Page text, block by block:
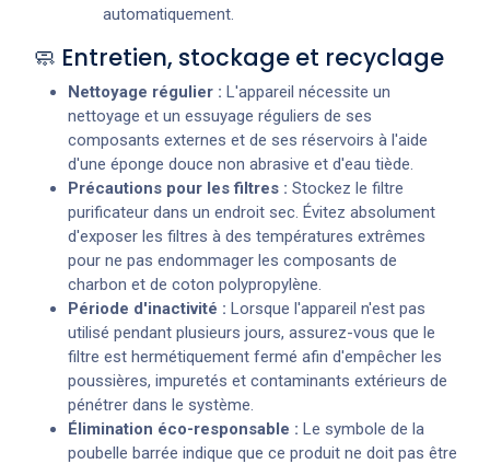
automatiquement.
🧼 Entretien, stockage et recyclage
Nettoyage régulier : L'appareil nécessite un
nettoyage et un essuyage réguliers de ses
composants externes et de ses réservoirs à l'aide
d'une éponge douce non abrasive et d'eau tiède.
Précautions pour les filtres : Stockez le filtre
purificateur dans un endroit sec. Évitez absolument
d'exposer les filtres à des températures extrêmes
pour ne pas endommager les composants de
charbon et de coton polypropylène.
Période d'inactivité : Lorsque l'appareil n'est pas
utilisé pendant plusieurs jours, assurez-vous que le
filtre est hermétiquement fermé afin d'empêcher les
poussières, impuretés et contaminants extérieurs de
pénétrer dans le système.
Élimination éco-responsable : Le symbole de la
poubelle barrée indique que ce produit ne doit pas être